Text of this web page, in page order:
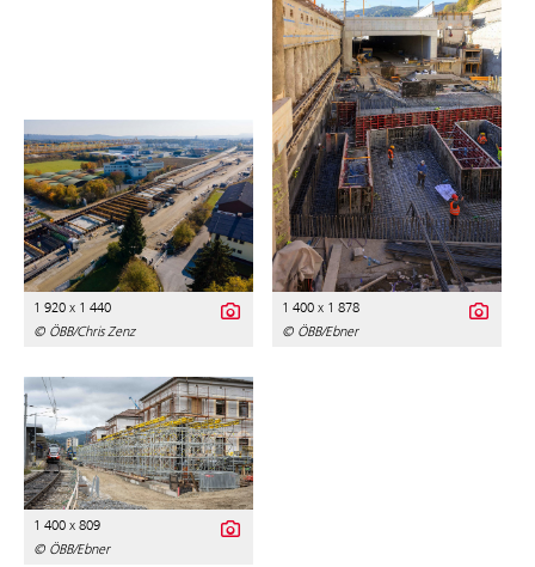
1 920 x 1 440
© ÖBB/Chris Zenz
1 400 x 1 878
© ÖBB/Ebner
1 400 x 809
© ÖBB/Ebner